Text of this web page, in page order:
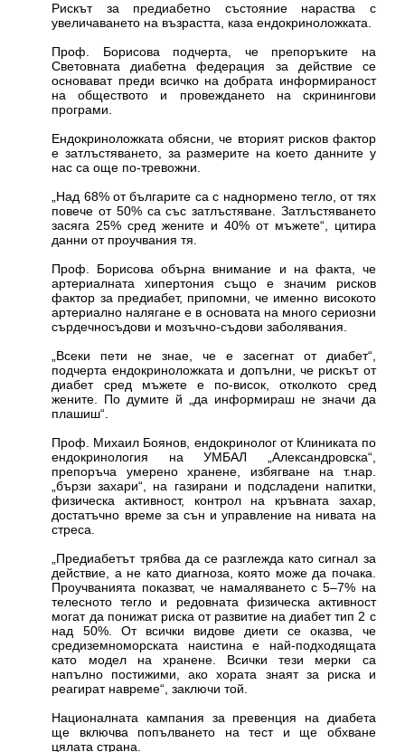
Рискът за предиабетно състояние нараства с
увеличаването на възрастта, каза ендокриноложката.
Проф. Борисова подчерта, че препоръките на
Световната диабетна федерация за действие се
основават преди всичко на добрата информираност
на обществото и провеждането на скринингови
програми.
Ендокриноложката обясни, че вторият рисков фактор
е затлъстяването, за размерите на което данните у
нас са още по-тревожни.
„Над 68% от българите са с наднормено тегло, от тях
повече от 50% са със затлъстяване. Затлъстяването
засяга 25% сред жените и 40% от мъжете“, цитира
данни от проучвания тя.
Проф. Борисова обърна внимание и на факта, че
артериалната хипертония също е значим рисков
фактор за предиабет, припомни, че именно високото
артериално налягане е в основата на много сериозни
сърдечносъдови и мозъчно-съдови заболявания.
„Всеки пети не знае, че е засегнат от диабет“,
подчерта ендокриноложката и допълни, че рискът от
диабет сред мъжете е по-висок, отколкото сред
жените. По думите й „да информираш не значи да
плашиш“.
Проф. Михаил Боянов, ендокринолог от Клиниката по
ендокринология на УМБАЛ „Александровска“,
препоръча умерено хранене, избягване на т.нар.
„бързи захари“, на газирани и подсладени напитки,
физическа активност, контрол на кръвната захар,
достатъчно време за сън и управление на нивата на
стреса.
„Предиабетът трябва да се разглежда като сигнал за
действие, а не като диагноза, която може да почака.
Проучванията показват, че намаляването с 5–7% на
телесното тегло и редовната физическа активност
могат да понижат риска от развитие на диабет тип 2 с
над 50%. От всички видове диети се оказва, че
средиземноморската наистина е най-подходящата
като модел на хранене. Всички тези мерки са
напълно постижими, ако хората знаят за риска и
реагират навреме“, заключи той.
Националната кампания за превенция на диабета
ще включва попълването на тест и ще обхване
цялата страна.